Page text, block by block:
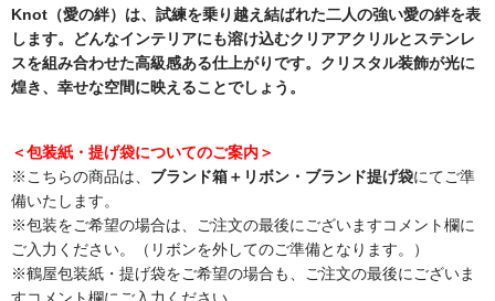
Knot（愛の絆）は、試練を乗り越え結ばれた二人の強い愛の絆を表
します。どんなインテリアにも溶け込むクリアアクリルとステンレ
スを組み合わせた高級感ある仕上がりです。クリスタル装飾が光に
煌き、幸せな空間に映えることでしょう。
＜包装紙・提げ袋についてのご案内＞
※こちらの商品は、 ブランド箱＋リボン・ブランド提げ袋にてご準
備いたします。
※包装をご希望の場合は、ご注文の最後にございますコメント欄に
ご入力ください。（リボンを外してのご準備となります。）
※鶴屋包装紙・提げ袋をご希望の場合も、ご注文の最後にございま